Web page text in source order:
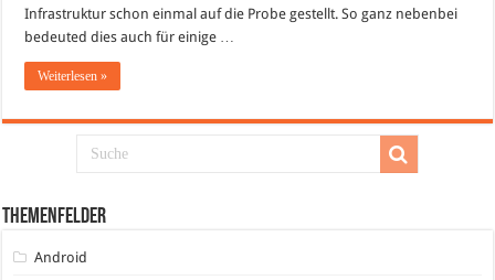
Infrastruktur schon einmal auf die Probe gestellt. So ganz nebenbei
bedeuted dies auch für einige …
Weiterlesen »
Themenfelder
Android